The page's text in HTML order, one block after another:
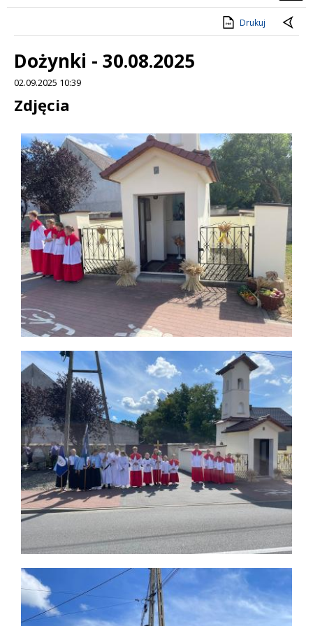
Drukuj
Dożynki - 30.08.2025
02.09.2025 10:39
Treść
Zdjęcia